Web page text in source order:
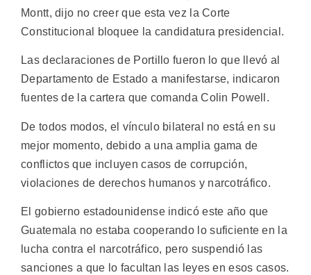
Montt, dijo no creer que esta vez la Corte
Constitucional bloquee la candidatura presidencial.
Las declaraciones de Portillo fueron lo que llevó al
Departamento de Estado a manifestarse, indicaron
fuentes de la cartera que comanda Colin Powell.
De todos modos, el vínculo bilateral no está en su
mejor momento, debido a una amplia gama de
conflictos que incluyen casos de corrupción,
violaciones de derechos humanos y narcotráfico.
El gobierno estadounidense indicó este año que
Guatemala no estaba cooperando lo suficiente en la
lucha contra el narcotráfico, pero suspendió las
sanciones a que lo facultan las leyes en esos casos.